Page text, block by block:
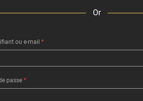
Or
ou e-mail *
passe *